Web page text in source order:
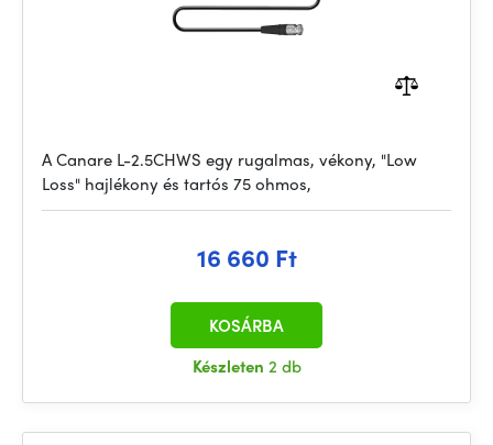
A Canare L-2.5CHWS egy rugalmas, vékony, "Low
Loss" hajlékony és tartós 75 ohmos,
16 660 Ft
Készleten 2 db
KOSÁRBA